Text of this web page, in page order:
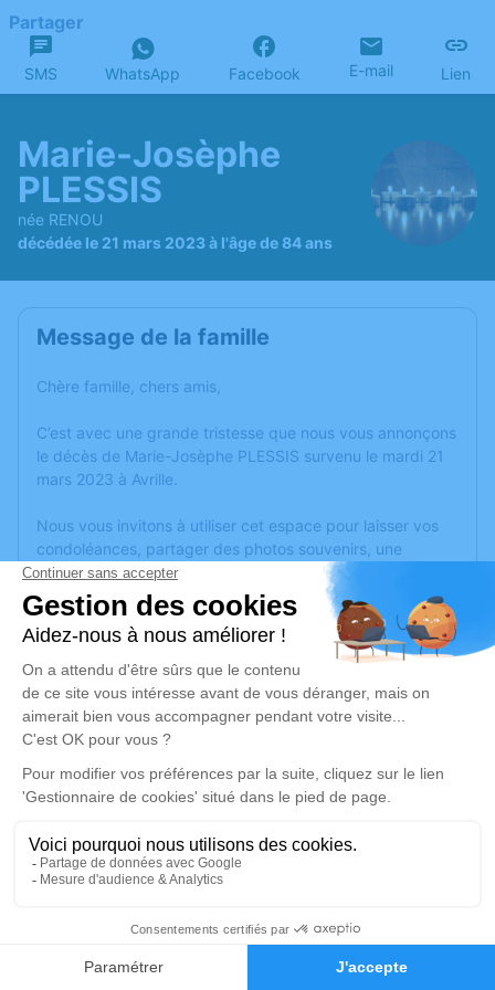
Faire-part Hommages
Partager
SMS WhatsApp Facebook E-mail Lien
Marie-Josèphe
PLESSIS
née RENOU
décédée le 21 mars 2023 à l'âge de 84 ans
Message de la famille
Chère famille, chers amis,
C’est avec une grande tristesse que nous vous annonçons
le décès de Marie-Josèphe PLESSIS survenu le mardi 21
mars 2023 à Avrille.
Nous vous invitons à utiliser cet espace pour laisser vos
condoléances, partager des photos souvenirs, une
anecdote ou exprimer vos pensées à travers des poèmes
ou des textes. Cet endroit est un lieu d'expression dédié à
honorer la mémoire de Marie-Josèphe PLESSIS.
Un service de plantation d’arbre hommage estdisponible
ici.
vendredi 24 mars 2023 à 10h30
Église Saint Sylvain d'Anjou de Verrières-en-
Rue du Maréchal Leclerc
49480 Verrières-en-Anjou